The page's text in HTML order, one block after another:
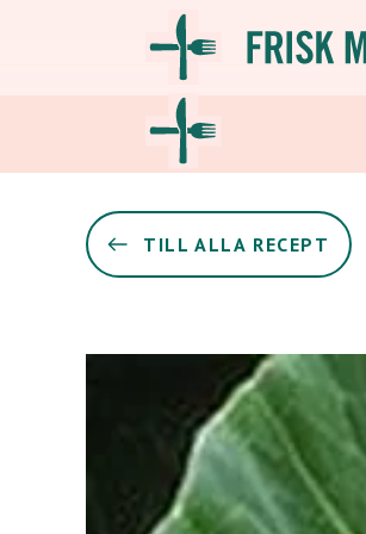
TILL ALLA RECEPT